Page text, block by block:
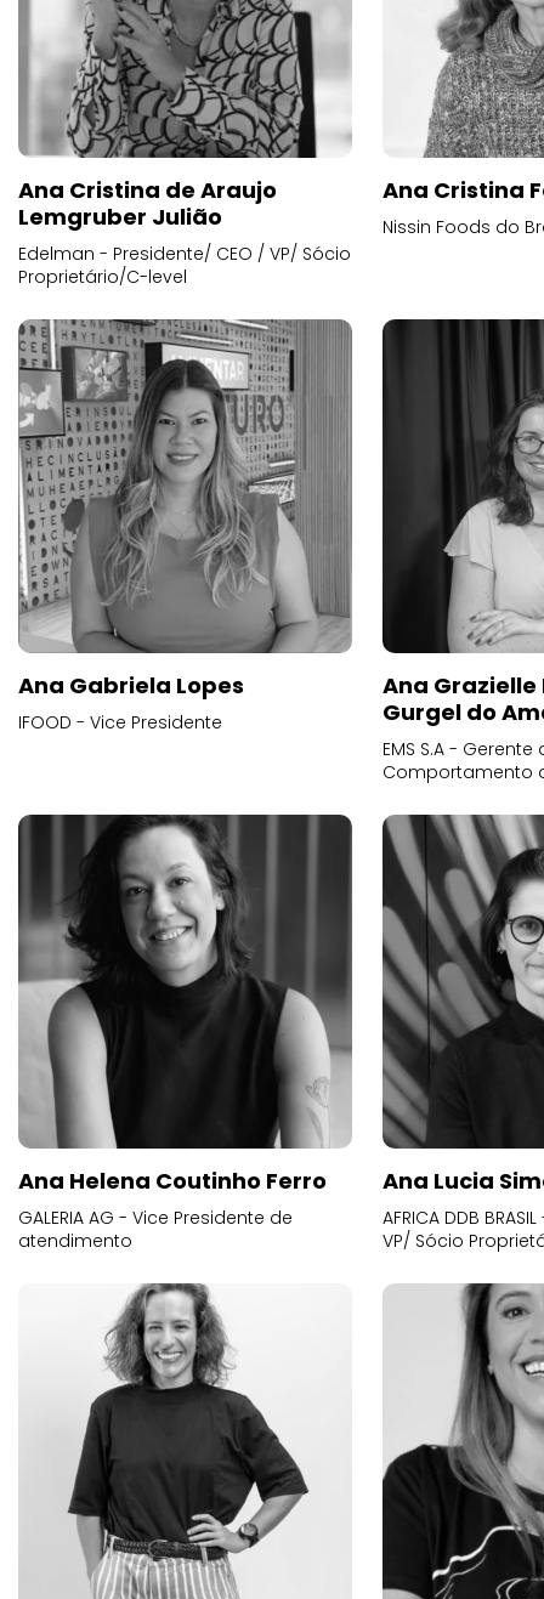
Ana Cristina de Araujo
Lemgruber Julião
Edelman - Presidente/ CEO / VP/ Sócio
Proprietário/C-level
Ana Cristina
Nissin Foods do
Ana Gabriela Lopes
IFOOD - Vice Presidente
Ana
Gurgel do
EMS S.A -
Comportamento
Ana Helena Coutinho Ferro
GALERIA AG - Vice Presidente de
atendimento
Ana Lucia
AFRICA DDB
VP/ Sócio